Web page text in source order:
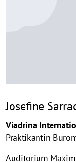
Josefine
Viadrina
Praktikantin
Auditorium